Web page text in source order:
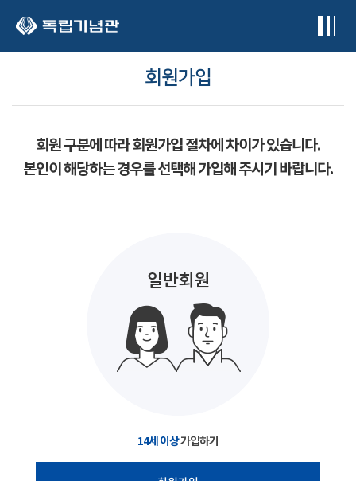
회원가입
회원 구분에 따라 회원가입 절차에 차이가 있습니다.
본인이 해당하는 경우를 선택해 가입해 주시기 바랍니다.
14세 이상가입하기